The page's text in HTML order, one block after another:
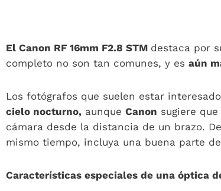
El Canon RF 16mm F2.8 STM destaca por
completo no son tan comunes, y es aún
Los fotógrafos que suelen estar
cielo nocturno, aunque Canon sugiere
cámara desde la distancia de un brazo.
mismo tiempo, incluya una buena parte
Características especiales de una óptica